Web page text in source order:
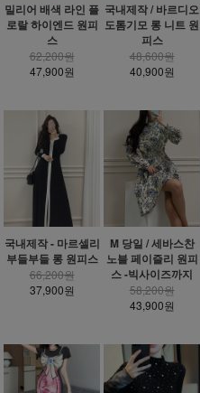
밀리어 배색 라인 플
로랄 하이엔드 원피
스
62,200원
47,900원
국내제작 / 바르디오
도톰기모 롱 니트 원
피스
48,600원
40,900원
국내제작 - 마르셀리
부들부들 롱 원피스
66,200원
37,900원
M 당일 / 세바스찬
노블 페이즐리 원피
스 -빅사이즈까지
58,200원
43,900원